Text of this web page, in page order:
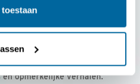
voor € 36,00 per jaar
onze leden, met
opmerkelijke verhalen.